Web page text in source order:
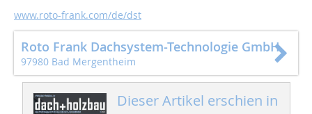
www.roto-frank.com/de/dst
Roto Frank Dachsystem-Technologie GmbH
97980 Bad Mergentheim
Dieser Artikel erschien in